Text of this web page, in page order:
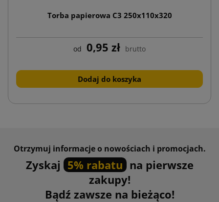
Torba papierowa C3 250x110x320
od 0,95 zł brutto
Dodaj do koszyka
Otrzymuj informacje o nowościach i promocjach.
Zyskaj 5% rabatu na pierwsze
zakupy!
Bądź zawsze na bieżąco!